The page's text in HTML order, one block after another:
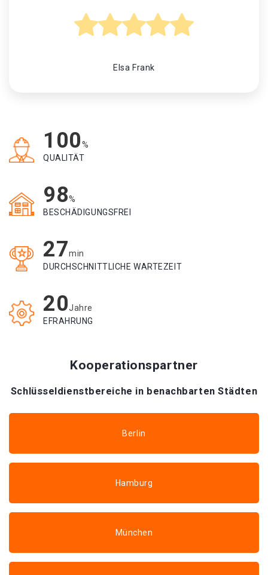
Elsa Frank
100%
QUALITÄT
98%
BESCHÄDIGUNGSFREI
27min
DURCHSCHNITTLICHE WARTEZEIT
20Jahre
EFRAHRUNG
Kooperationspartner
Schlüsseldienstbereiche in benachbarten Städten
Berlin
Hamburg
München